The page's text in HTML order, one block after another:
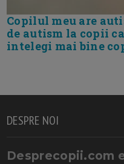
Copilul meu are
de autism la copii
intelegi mai bine
DESPRE NOI
Desprecopii.com